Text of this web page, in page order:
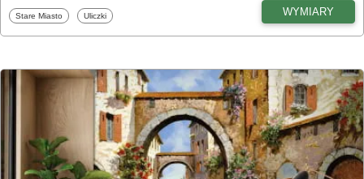
Fototapety
Stare Miasto Fototapety
Uliczki WYMIARY